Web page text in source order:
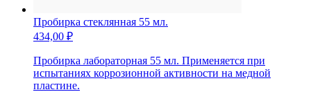
Пробирка стеклянная 55 мл.
434,00 ₽
Пробирка лабораторная 55 мл. Применяется при
испытаниях коррозионной активности на медной
пластине.